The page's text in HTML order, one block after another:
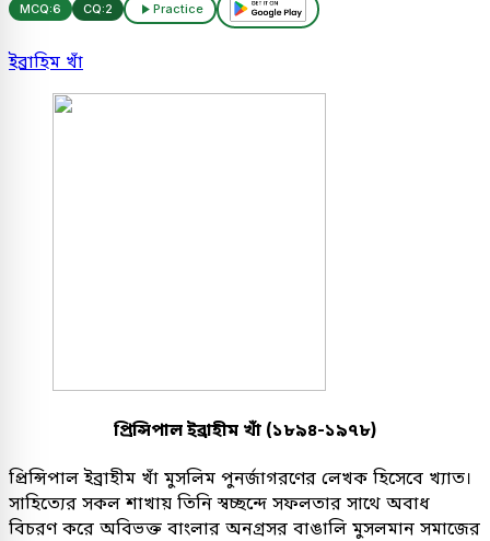
MCQ:6 CQ:2 Practice
ইব্রাহিম খাঁ
প্রিন্সিপাল ইব্রাহীম খাঁ (১৮৯৪-১৯৭৮)
প্রিন্সিপাল ইব্রাহীম খাঁ মুসলিম পুনর্জাগরণের লেখক হিসেবে খ্যাত।
সাহিত্যের সকল শাখায় তিনি স্বচ্ছন্দে সফলতার সাথে অবাধ
বিচরণ করে অবিভক্ত বাংলার অনগ্রসর বাঙালি মুসলমান সমাজের